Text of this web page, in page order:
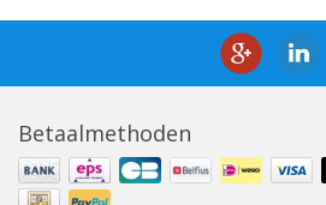
Betaalmethoden